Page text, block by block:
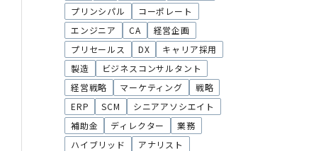
プリンシパル
コーポレート
エンジニア
CA
経営企画
プリセールス
DX
キャリア採用
製造
ビジネスコンサルタント
経営戦略
マーケティング
戦略
ERP
SCM
シニアアソシエイト
補助金
ディレクター
業務
ハイブリッド
アナリスト